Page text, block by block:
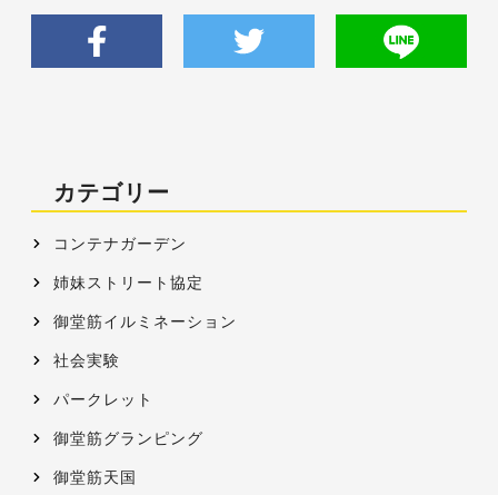
カテゴリー
コンテナガーデン
姉妹ストリート協定
御堂筋イルミネーション
社会実験
パークレット
御堂筋グランピング
御堂筋天国